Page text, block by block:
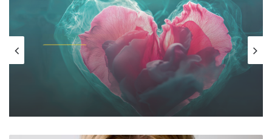
(H)arctér
2026.08.05.
A szívhangrendelet bizonyítottan
mentett már életeket